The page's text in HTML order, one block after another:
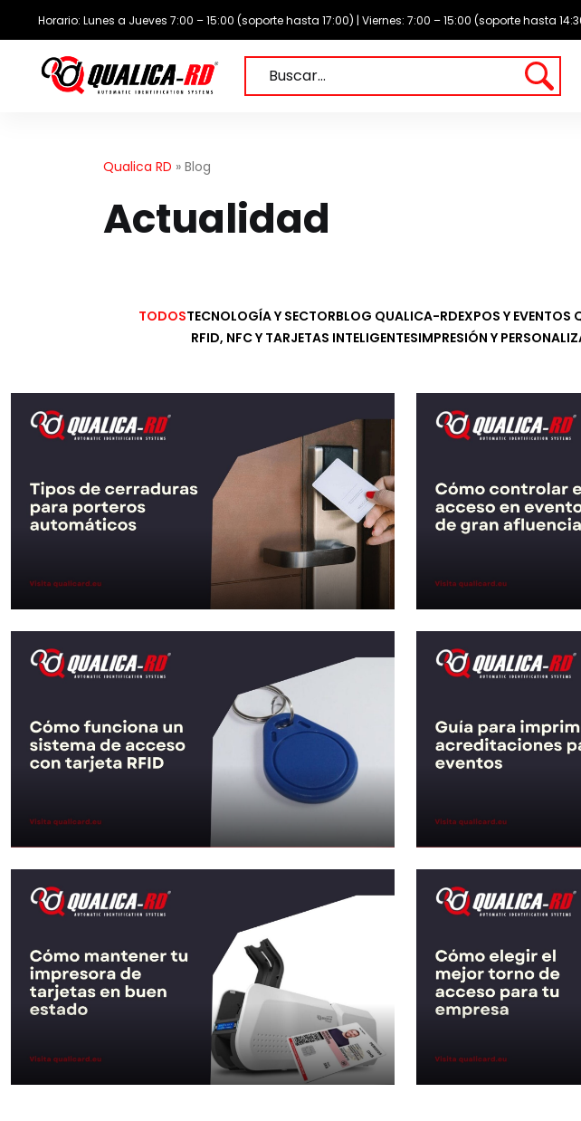
contenido
Horario: Lunes a Jueves 7:00 – 15:00 (soporte hasta 17:00) | Viernes: 7:00 – 15:00 (soporte hasta
Buscar…
Buscar
▾
Qualica RD » Blog
Actualidad
TODOSTECNOLOGÍA Y SECTORBLOG QUALICA-RDEXPOS Y EVENTOS
RFID, NFC Y TARJETAS INTELIGENTESIMPRESIÓN Y
Tipos de cerraduras para
porteros automáticos
Cómo
eventos de
Ir al Post
Cómo funciona un sistema
de acceso con tarjeta…
Guía para
eventos
Ir al Post